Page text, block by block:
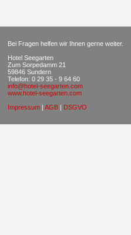
Bei Fragen helfen wir Ihnen gerne weiter.
Hotel Seegarten
Zum Sorpedamm 21
59846 Sundern
Telefon: 0 29 35 - 9 64 60
info@hotel-seegarten.com
www.hotel-seegarten.com
Impressum | AGB | DSGVO